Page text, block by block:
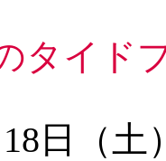
タイド
日（土